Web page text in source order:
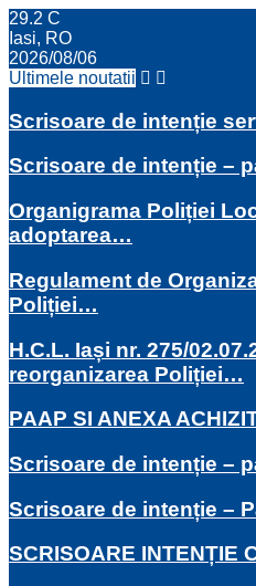
29.2 C
Iasi, RO
2026/08/06
Ultimele noutatii
Scrisoare de intenție
Scrisoare de intenție –
Organigrama Poliției
adoptarea…
Regulament de
Poliției…
H.C.L. Iași nr. 275/
reorganizarea Poliției…
PAAP SI ANEXA
Scrisoare de intenție –
Scrisoare de intenție –
SCRISOARE INTENȚIE